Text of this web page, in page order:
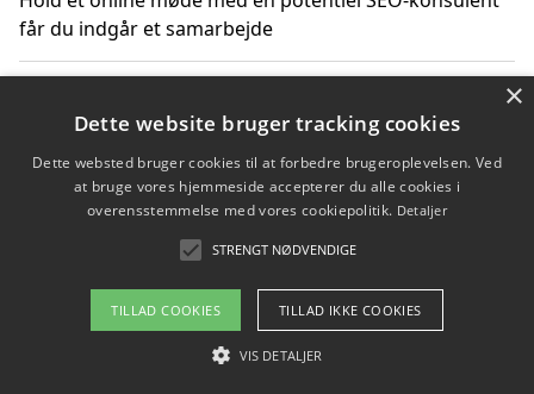
får du indgår et samarbejde
Hold et møde med en WordPress ekspert og vælg den
mest professionelle til at vedligeholde din løsning
Copyright 2026 - Pilanto Aps
Om / kontakt
×
Dette website bruger tracking cookies
Dette websted bruger cookies til at forbedre brugeroplevelsen. Ved
at bruge vores hjemmeside accepterer du alle cookies i
overensstemmelse med vores cookiepolitik. Detaljer
STRENGT NØDVENDIGE
TILLAD COOKIES TILLAD IKKE COOKIES
VIS DETALJER